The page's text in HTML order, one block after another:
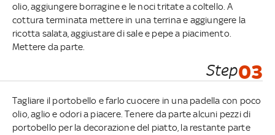
olio, aggiungere borragine e le noci tritate a coltello. A
cottura terminata mettere in una terrina e aggiungere la
ricotta salata, aggiustare di sale e pepe a piacimento.
Mettere da parte.
Step03
Tagliare il portobello e farlo cuocere in una padella con poco
olio, aglio e odori a piacere. Tenere da parte alcuni pezzi di
portobello per la decorazione del piatto, la restante parte